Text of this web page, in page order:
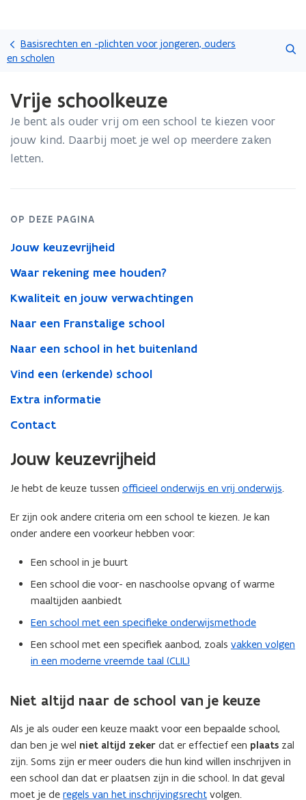
en
gaan
Basisrechten en -plichten voor jongeren, ouders
en scholen
Zoeken
met
laden.
bevindt
zich
op:
Vrije schoolkeuze
Je bent als ouder vrij om een school te kiezen voor
jouw kind. Daarbij moet je wel op meerdere zaken
letten.
OP DEZE PAGINA
Jouw keuzevrijheid
Waar rekening mee houden?
Kwaliteit en jouw verwachtingen
Naar een Franstalige school
Naar een school in het buitenland
Vind een (erkende) school
Extra informatie
Contact
Jouw keuzevrijheid
Je hebt de keuze tussen officieel onderwijs en vrij onderwijs.
Er zijn ook andere criteria om een school te kiezen. Je kan
onder andere een voorkeur hebben voor:
Een school in je buurt
Een school die voor- en naschoolse opvang of warme
maaltijden aanbiedt
Een school met een specifieke onderwijsmethode
Een school met een specifiek aanbod, zoals vakken volgen
in een moderne vreemde taal (CLIL)
Niet altijd naar de school van je keuze
Als je als ouder een keuze maakt voor een bepaalde school,
dan ben je wel niet altijd zeker dat er effectief een plaats zal
zijn. Soms zijn er meer ouders die hun kind willen inschrijven in
een school dan dat er plaatsen zijn in die school. In dat geval
moet je de regels van het inschrijvingsrecht volgen.